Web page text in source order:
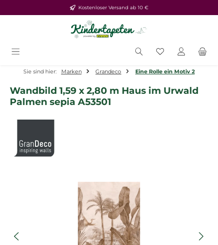
Zum Hauptinhalt springenKostenloser Versand ab 10 €
Du hast 0
Sie sind hier: Marken Grandeco Eine Rolle ein Motiv 2
Wandbild 1,59 x 2,80 m Haus im Urwald
Palmen sepia A53501
Bildergalerie überspringen